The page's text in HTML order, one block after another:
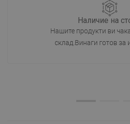
Наличие на
Нашите продукти ви
склад.Винаги готов за